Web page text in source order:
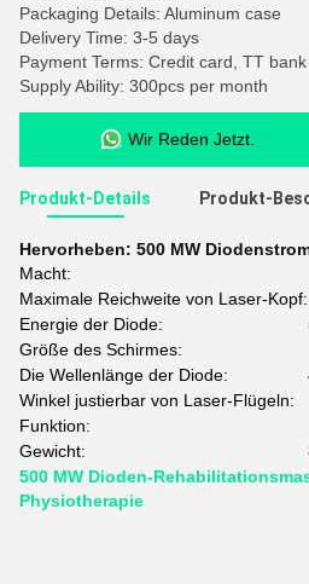
Packaging Details: Aluminum case
Delivery Time: 3-5 days
Payment Terms: Credit card, TT
Supply Ability: 300pcs per month
Wir Reden Jetzt.
Produkt-Details Produkt-
Hervorheben: 500 MW
Macht:
Maximale Reichweite von Laser-Kopf:
Energie der Diode:
Größe des Schirmes:
Die Wellenlänge der Diode:
Winkel justierbar von Laser-Flügeln:
Funktion:
Gewicht:
500 MW Dioden-
Physiotherapie